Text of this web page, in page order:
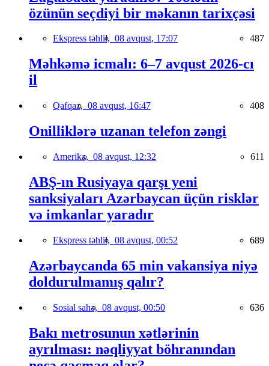
özünün seçdiyi bir məkanın tarixçəsi
Ekspress təhlil, 08 avqust, 17:07 487
Məhkəmə icmalı: 6–7 avqust 2026-cı
il
Qafqaz, 08 avqust, 16:47 408
Onilliklərə uzanan telefon zəngi
Amerika, 08 avqust, 12:32 611
ABŞ-ın Rusiyaya qarşı yeni
sanksiyaları Azərbaycan üçün risklər
və imkanlar yaradır
Ekspress təhlil, 08 avqust, 00:52 689
Azərbaycanda 65 min vakansiya niyə
doldurulmamış qalır?
Sosial sahə, 08 avqust, 00:50 636
Bakı metrosunun xətlərinin
ayrılması: nəqliyyat böhranından